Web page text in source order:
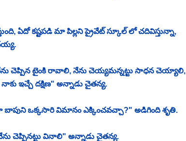
ఏదో కష్టపడి మా పిల్లని ప్రైవేట్ స్కూల్ లో చదివిస్తున్నా,
నేను చెప్పిన టైంకి రావాలి, నేను చెయ్యమన్నట్టు సాధన చెయ్యాలి,
ఇచ్చే దక్షిణ" అన్నాడు చైతన్య.
ఒక్కసారి విమానం ఎక్కించవచ్చా?" అడిగింది శృతి.
చెప్పినట్టు వినాలి" అన్నాడు చైతన్య.